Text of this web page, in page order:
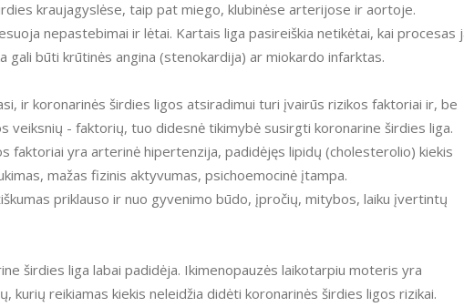
kraujagyslėse, taip pat miego, klubinėse arterijose ir aortoje.
nepastebimai ir lėtai. Kartais liga pasireiškia netikėtai, kai procesas
gali būti krūtinės angina (stenokardija) ar miokardo infarktas.
ir koronarinės širdies ligos atsiradimui turi įvairūs rizikos faktoriai ir, be
veiksnių - faktorių, tuo didesnė tikimybė susirgti koronarine širdies liga.
faktoriai yra arterinė hipertenzija, padidėjęs lipidų (cholesterolio) kiekis
mažas fizinis aktyvumas, psichoemocinė įtampa.
priklauso ir nuo gyvenimo būdo, įpročių, mitybos, laiku įvertintų
širdies liga labai padidėja. Ikimenopauzės laikotarpiu moteris yra
kurių reikiamas kiekis neleidžia didėti koronarinės širdies ligos rizikai.